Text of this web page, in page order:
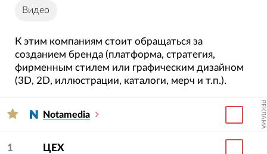
Видео
К этим компаниям стоит обращаться за
созданием бренда (платформа, стратегия,
фирменным стилем или графическим дизайном
(3D, 2D, иллюстрации, каталоги, мерч и т.п.).
Notamedia РЕКЛАМА
1 ЦЕХ